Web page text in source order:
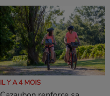
IL Y A 4 MOIS